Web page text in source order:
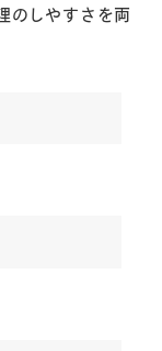
のしやすさを両